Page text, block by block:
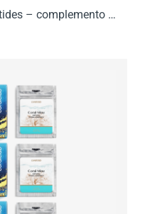
Promarine Collagen Tripeptides – complemento alimenticio con azúcar y edulcorante. 3 envases de ...